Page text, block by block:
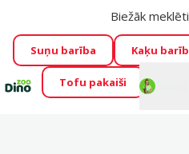
Visu mēnesi Dino Zoo piedāvā
barībām! 🍖→Skatīt
Fotokonkurss “GADA ŪSAIŅI”!
būs 2027. gada zvaigzne
Biežāk
Suņu barība Kaķu
Tofu pakaiši